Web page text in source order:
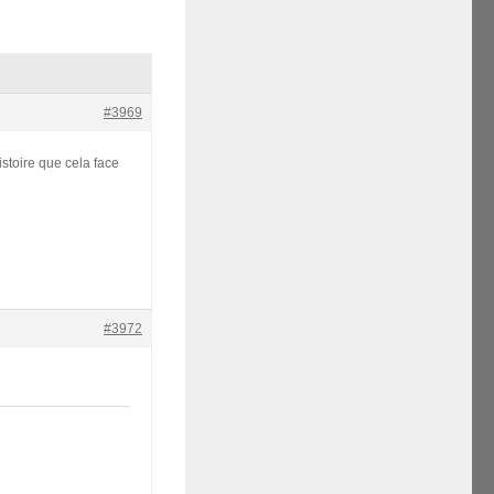
#3969
que cela face
#3972